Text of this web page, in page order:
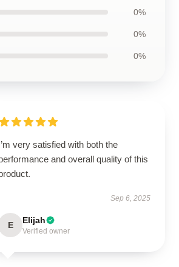
0%
0%
0%
very satisfied with both the
and overall quality of this
Sep 6, 2025
E Elijah
Verified owner